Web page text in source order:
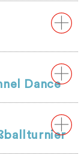
Dance